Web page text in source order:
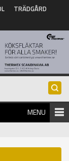
TRÄDGÅRD
MENU